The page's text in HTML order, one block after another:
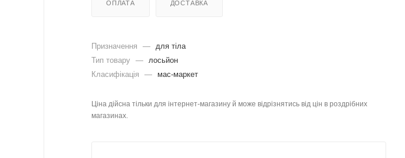
ОПЛАТА ДОСТАВКА
Призначення —
для тіла
Тип товару —
лосьйон
Класифікація
— мас-маркет
Ціна дійсна тільки для інтернет-магазину й може відрізнятись від цін в роздрібних
магазинах.